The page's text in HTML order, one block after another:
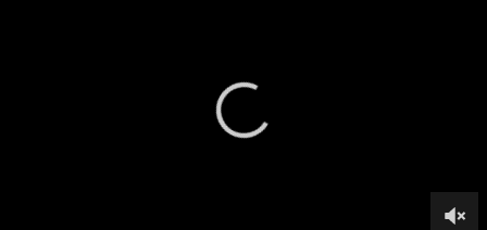
L’objectif est d’expérimenter la démocratie participative. Au
total, il s’agit de trois week-ends pour s’informer et proposer
• Focus sur une première journée avec Diane Warland et